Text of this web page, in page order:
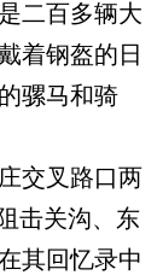
二百多辆大
着钢盔的日
骡马和骑
交叉路口两
击关沟、东
其回忆录中